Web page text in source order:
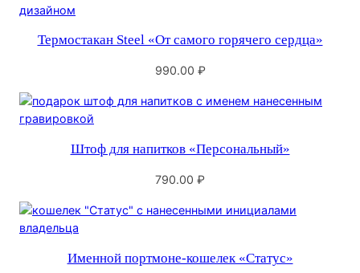
Термостакан Steel «От самого горячего сердца»
990.00 ₽
Штоф для напитков «Персональный»
790.00 ₽
Именной портмоне-кошелек «Статус»